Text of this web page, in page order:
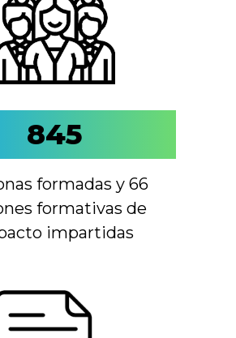
845
formadas y 66
formativas de
impartidas